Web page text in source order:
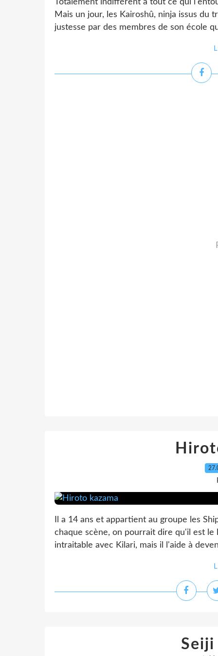
Totalement indifférent à tout ce qui
Mais un jour, les Kairoshû, ninja issus du
justesse par des membres de son école
Il a 14 ans et appartient au groupe les
chaque scène, on pourrait dire qu'il est
intraitable avec Kilari, mais il l'aide à